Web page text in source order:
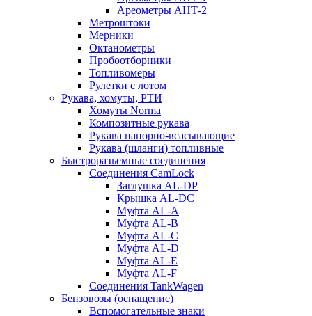
Ареометры АНТ-2
Метроштоки
Мерники
Октанометры
Пробоотборники
Топливомеры
Рулетки с лотом
Рукава, хомуты, РТИ
Хомуты Norma
Композитные рукава
Рукава напорно-всасывающие
Рукава (шланги) топливные
Быстроразъемные соединения
Соединения CamLock
Заглушка AL-DP
Крышка AL-DC
Муфта AL-A
Муфта AL-B
Муфта AL-C
Муфта AL-D
Муфта AL-E
Муфта AL-F
Соединения TankWagen
Бензовозы (оснащение)
Вспомогательные знаки